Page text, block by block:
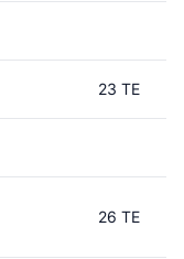
23 TE
26 TE